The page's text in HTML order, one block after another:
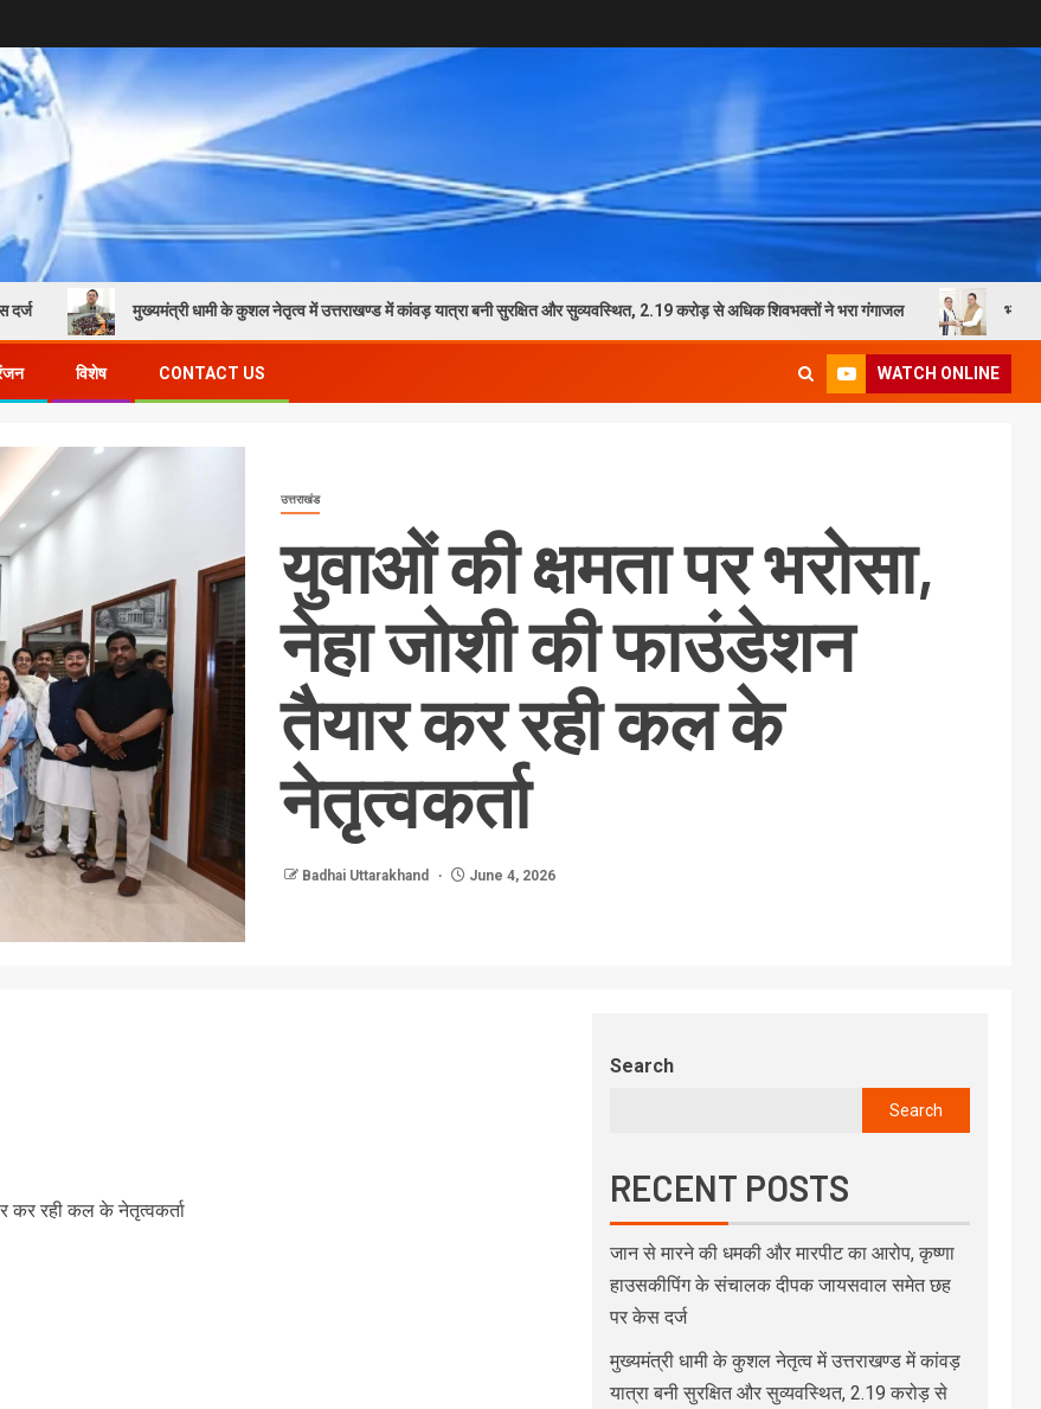
मुख्यमंत्री धामी के कुशल नेतृत्व में उत्तराखण्ड में कांवड़ यात्रा बनी सुरक्षित और सुव्यवस्थित, 2.19 करोड़ से अधिक शिवभक्तों ने भरा गंगाजल भाजपा प्रदेश अध्यक्ष
विशेष CONTACT US WATCH ONLINE
उत्तराखंड
युवाओं की क्षमता पर भरोसा,
नेहा जोशी की फाउंडेशन
तैयार कर रही कल के
नेतृत्वकर्ता
Badhai Uttarakhand June 4, 2026
कर रही कल के नेतृत्वकर्ता
Search
Search
RECENT POSTS
जान से मारने की धमकी और मारपीट का आरोप, कृष्णा
हाउसकीपिंग के संचालक दीपक जायसवाल समेत छह
पर केस दर्ज
मुख्यमंत्री धामी के कुशल नेतृत्व में उत्तराखण्ड में कांवड़
यात्रा बनी सुरक्षित और सुव्यवस्थित, 2.19 करोड़ से